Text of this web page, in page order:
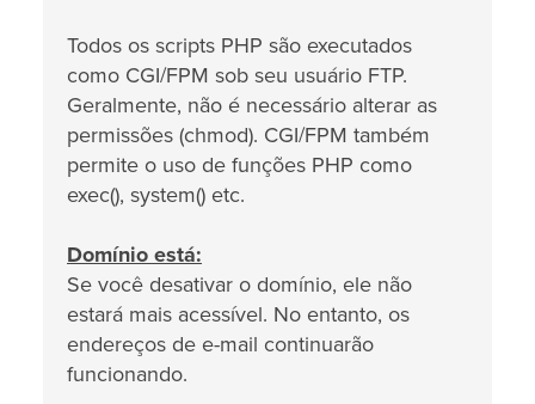
Todos os scripts PHP são executados
como CGI/FPM sob seu usuário FTP.
Geralmente, não é necessário alterar as
permissões (chmod). CGI/FPM também
permite o uso de funções PHP como
exec(), system() etc.
Domínio está:
Se você desativar o domínio, ele não
estará mais acessível. No entanto, os
endereços de e-mail continuarão
funcionando.